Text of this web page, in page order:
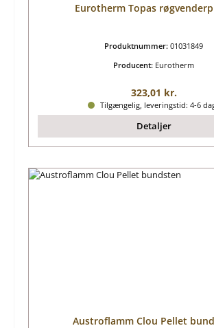
Eurotherm Topas
Produktnummer: 01031849
Producent: Eurotherm
Almindelig pris:
323,01 kr.
Tilgængelig, leveringstid: 4-6
Detaljer
Austroflamm Clou Pellet